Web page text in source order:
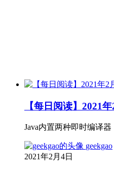
【每日阅读】2021
Java内置两种即时编译
geekgao
2021年2月4日